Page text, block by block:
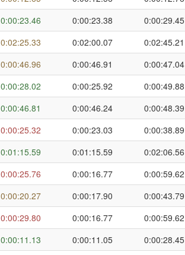
0:00:23.46 0:00:23.38 0:00:29.45
0:02:25.33 0:02:00.07 0:02:45.21
0:00:46.96 0:00:46.91 0:00:47.04
0:00:28.02 0:00:25.92 0:00:49.88
0:00:46.81 0:00:46.24 0:00:48.39
0:00:25.32 0:00:23.03 0:00:38.89
0:01:15.59 0:01:15.59 0:02:06.56
0:00:25.76 0:00:16.77 0:00:59.62
0:00:20.27 0:00:17.90 0:00:43.79
0:00:29.80 0:00:16.77 0:00:59.62
0:00:11.13 0:00:11.05 0:00:28.45